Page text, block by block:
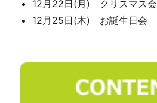
12月22日(月) クリスマス会
12月25日(木) お誕生日会